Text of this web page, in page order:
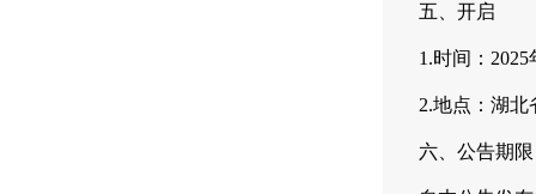
五、开启
1.时间：
2.地点：湖北
六、公告期限